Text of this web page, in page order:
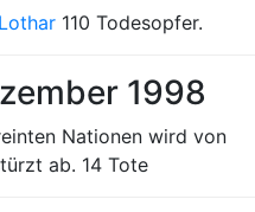
110 Todesopfer.
1998
Nationen wird von
ab. 14 Tote